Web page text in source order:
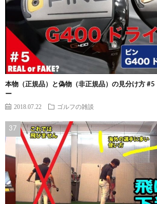
本物（正規品）と偽物（非正規品）の見分け方
ー
2018.07.22 ゴルフの雑談